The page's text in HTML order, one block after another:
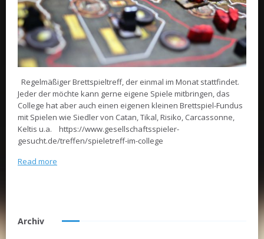
Regelmäßiger Brettspieltreff, der einmal im Monat stattfindet.
Jeder der möchte kann gerne eigene Spiele mitbringen, das
College hat aber auch einen eigenen kleinen Brettspiel-Fundus
mit Spielen wie Siedler von Catan, Tikal, Risiko, Carcassonne,
Keltis u.a. https://www.gesellschaftsspieler-
gesucht.de/treffen/spieletreff-im-college
Read more
Archiv